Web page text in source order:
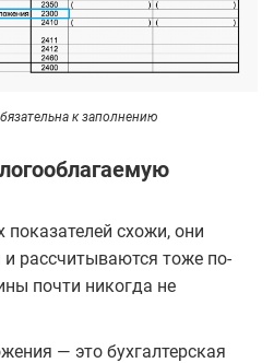
к заполнению
показателей схожи, они
рассчитываются тоже по-
почти никогда не
— это бухгалтерская